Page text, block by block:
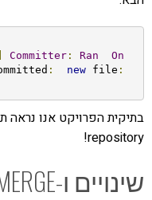
Committer: Ran
On
: new file :
repository!
שינויים ו-MERGE